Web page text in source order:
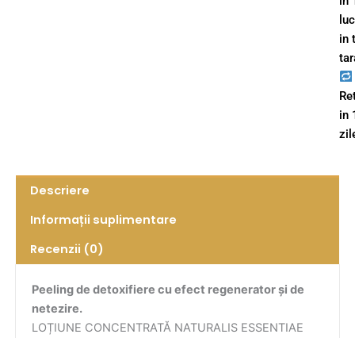
in
in
Descriere
Informații suplimentare
Recenzii (0)
Peeling de detoxifiere cu efect regenerator și de
netezire.
LOȚIUNE CONCENTRATĂ NATURALIS ESSENTIAE